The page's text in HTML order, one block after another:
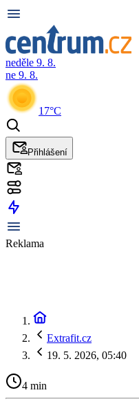
neděle 9. 8.
ne 9. 8.
17°C
Přihlášení
Reklama
Extrafit.cz
19. 5. 2026, 05:40
4 min